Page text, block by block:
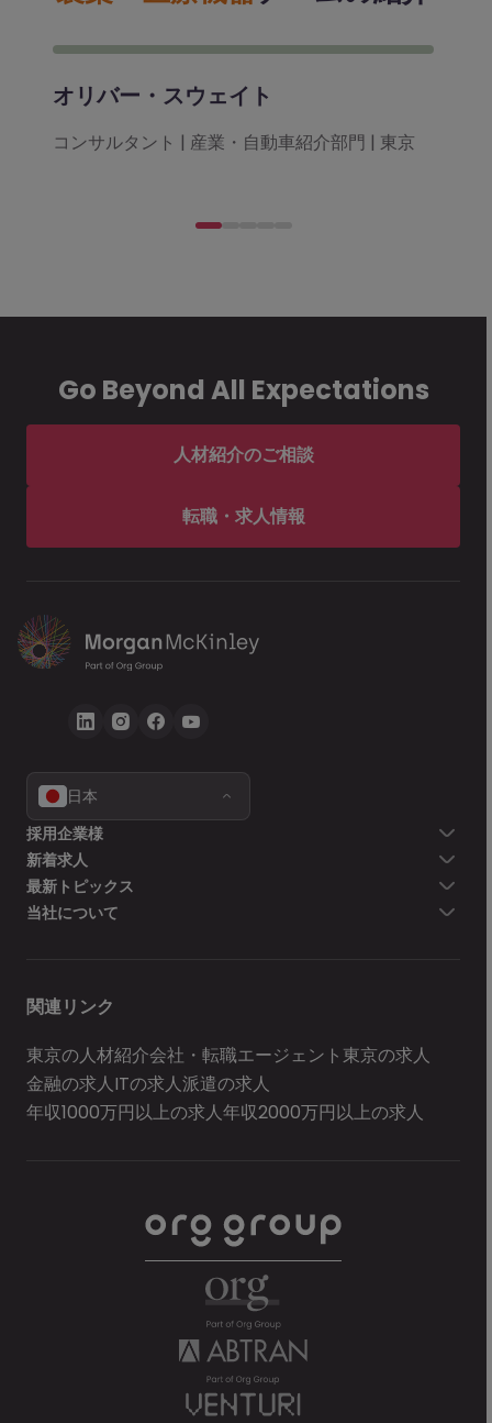
オリバー・スウェイト
コンサルタント | 産業・自動車紹介部門 | 東京
Go Beyond All Expectations
人材紹介のご相談
転職・求人情報
日本
採用企業様
新着求人
最新トピックス
当社について
関連リンク
東京の人材紹介会社・転職エージェント東京の求人
金融の求人ITの求人派遣の求人
年収1000万円以上の求人年収2000万円以上の求人